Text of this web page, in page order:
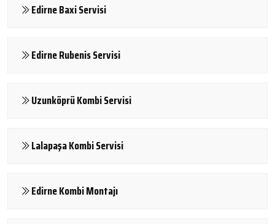
Edirne Baxi Servisi
Edirne Rubenis Servisi
Uzunköprü Kombi Servisi
Lalapaşa Kombi Servisi
Edirne Kombi Montajı